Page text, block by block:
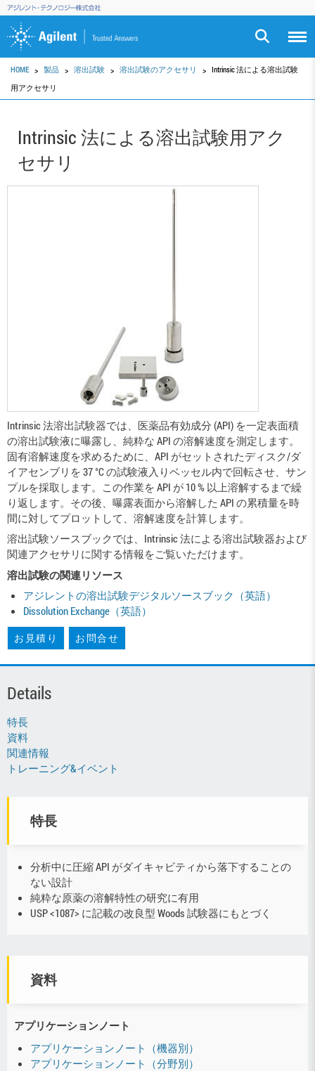
HOME 製品 溶出試験 溶出試験のアクセサリ
Intrinsic 法による溶出試験
用アクセサリ
Intrinsic 法による溶出試験用アク
セサリ
Intrinsic 法溶出試験器では、医薬品有効成分 (API) を一定表面積
の溶出試験液に曝露し、純粋な API の溶解速度を測定します。
固有溶解速度を求めるために、API がセットされたディスク/ダ
イアセンブリを 37 °C の試験液入りベッセル内で回転させ、サン
プルを採取します。この作業を API が 10 % 以上溶解するまで繰
り返します。その後、曝露表面から溶解した API の累積量を時
間に対してプロットして、溶解速度を計算します。
溶出試験ソースブックでは、Intrinsic 法による溶出試験器および
関連アクセサリに関する情報をご覧いただけます。
溶出試験の関連リソース
アジレントの溶出試験デジタルソースブック（英語）
Dissolution Exchange（英語）
お見積り お問合せ
Details
特長
資料
関連情報
トレーニング&イベント
特長
分析中に圧縮 API がダイキャビティから落下することの
ない設計
純粋な原薬の溶解特性の研究に有用
USP <1087> に記載の改良型 Woods 試験器にもとづく
資料
アプリケーションノート
アプリケーションノート（機器別）
アプリケーションノート（分野別）